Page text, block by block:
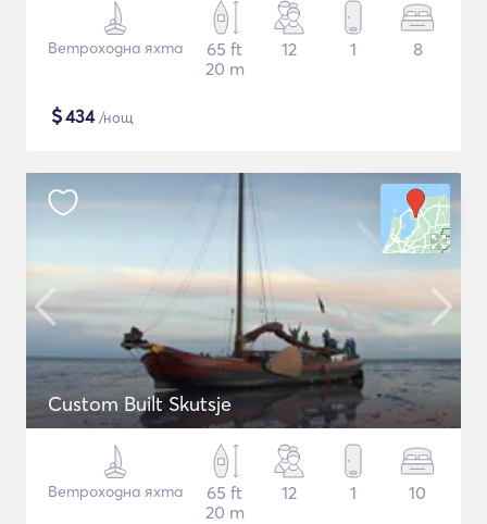
Ветроходна яхта
65 ft
20 m
12 1 8
$434/нощ
Custom Built Skutsje
Ветроходна яхта
65 ft
20 m
12 1 10